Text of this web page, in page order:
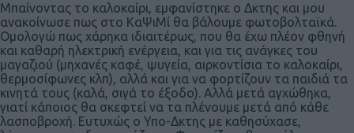
Μπαίνοντας το καλοκαίρι, εμφανίστηκε ο Δκτης και μου
ανακοίνωσε πως στο ΚαΨιΜί θα βάλουμε φωτοβολταϊκά.
Ομολογώ πως χάρηκα ιδιαιτέρως, που θα έχω πλέον φθηνή
και καθαρή ηλεκτρική ενέργεια, και για τις ανάγκες του
μαγαζιού (μηχανές καφέ, ψυγεία, αιρκοντίσια το καλοκαίρι,
θερμοσίφωνες κλπ), αλλά και για να φορτίζουν τα παιδιά τα
κινητά τους (καλά, σιγά το έξοδο). Αλλά μετά αγχώθηκα,
γιατί κάποιος θα σκεφτεί να τα πλένουμε μετά από κάθε
λασποβροχή. Ευτυχώς o Υπο-Δκτης με καθησύχασε,